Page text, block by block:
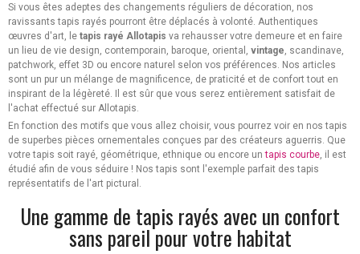
Si vous êtes adeptes des changements réguliers de décoration, nos
ravissants tapis rayés pourront être déplacés à volonté. Authentiques
œuvres d'art, le tapis rayé Allotapis va rehausser votre demeure et en faire
un lieu de vie design, contemporain, baroque, oriental, vintage, scandinave,
patchwork, effet 3D ou encore naturel selon vos préférences. Nos articles
sont un pur un mélange de magnificence, de praticité et de confort tout en
inspirant de la légèreté. Il est sûr que vous serez entièrement satisfait de
l'achat effectué sur Allotapis.
En fonction des motifs que vous allez choisir, vous pourrez voir en nos tapis
de superbes pièces ornementales conçues par des créateurs aguerris. Que
votre tapis soit rayé, géométrique, ethnique ou encore untapis courbe, il est
étudié afin de vous séduire ! Nos tapis sont l'exemple parfait des tapis
représentatifs de l'art pictural.
Une gamme de tapis rayés avec un confort
sans pareil pour votre habitat